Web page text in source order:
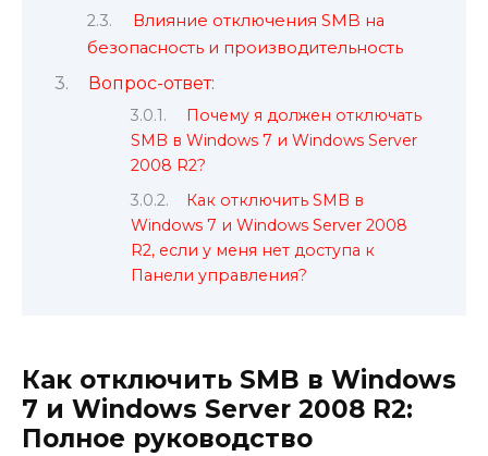
Влияние отключения SMB на
безопасность и производительность
Вопрос-ответ:
Почему я должен отключать
SMB в Windows 7 и Windows Server
2008 R2?
Как отключить SMB в
Windows 7 и Windows Server 2008
R2, если у меня нет доступа к
Панели управления?
Как отключить SMB в Windows
7 и Windows Server 2008 R2:
Полное руководство